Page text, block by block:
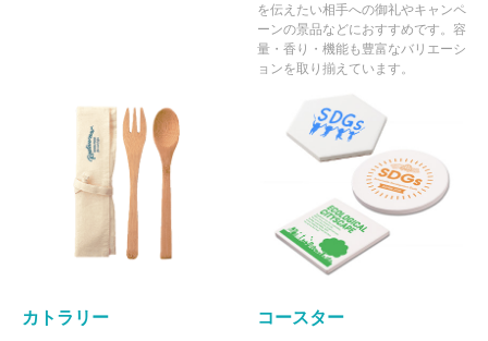
を伝えたい相手への御礼やキャンペ
ーンの景品などにおすすめです。容
量・香り・機能も豊富なバリエーシ
ョンを取り揃えています。
カトラリー コースター